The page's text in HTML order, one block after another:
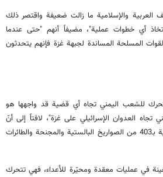
العربية والإسلامية ما زالت ضعيفة واقتصر ذلك
أي خطوات عملية"، مضيفاً أنهم "حتى عندما
المسلحة المساندة لجبهة غزة فإنهم يتحدثون
تحرك للشعب اليمني تجاه أي قضية قد واجهها هو
تجاه العدوان الإسرائيلي على غزة"، لافتاً إلى أنّ
"عمليات الإسناد بلغت 96 عملية بـ403 من الصواريخ البالستية والمجنحة والطائرات
أنّه تم استهداف 61 سفينة في عمليات معقدة ومحيّرة للأعداء، فهي تتحرك